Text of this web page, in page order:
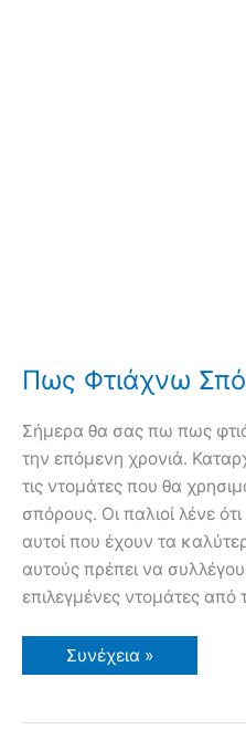
Πως Φτιάχνω
Σήμερα θα σας πω πως
την επόμενη χρονιά.
τις ντομάτες που θα
σπόρους. Οι παλιοί λένε
αυτοί που έχουν τα
αυτούς πρέπει να
επιλεγμένες ντομάτες από
Πως
Φτιάχνω
Συνέχεια »